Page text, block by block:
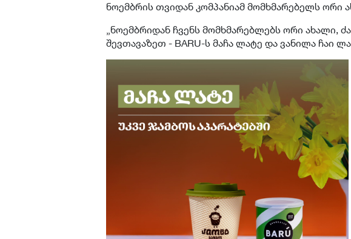
ნოემბრის თვიდან კომპანიამ მომხმარებელს ორი
„ნოემბრიდან ჩვენს მომხმარებლებს ორი ახალი,
შევთავაზეთ - BARU-ს მაჩა ლატე და ვანილა ჩაი